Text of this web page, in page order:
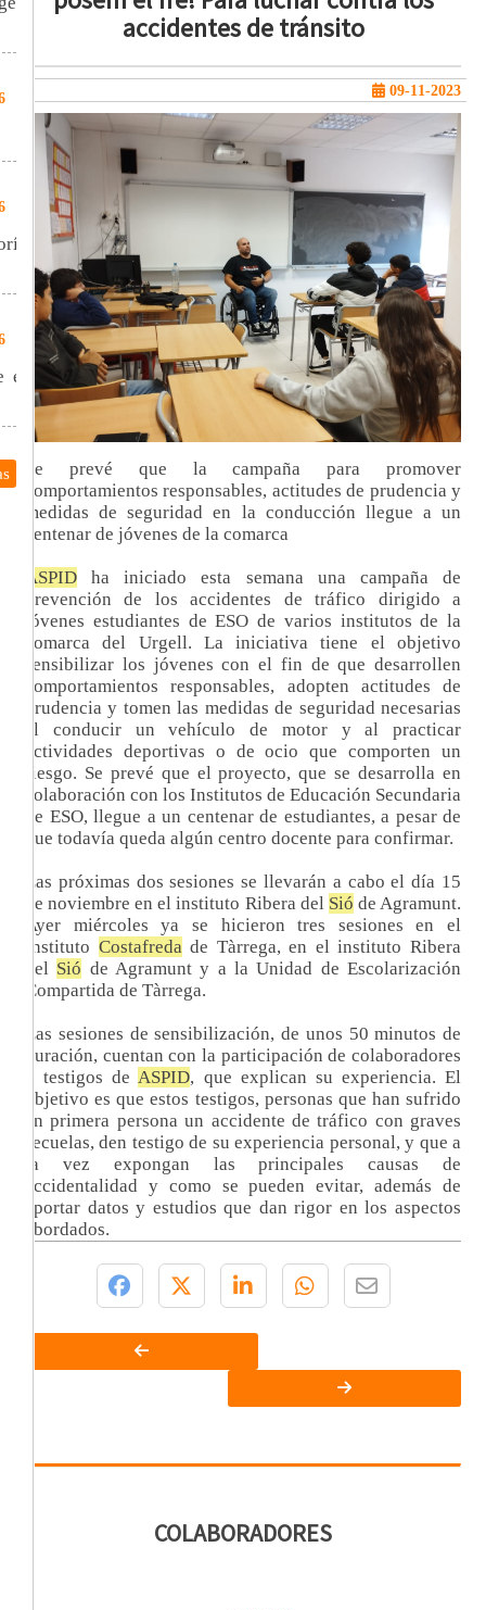
accidentes de tránsito
09-11-2023
Se prevé que la campaña para promover
comportamientos responsables, actitudes de prudencia y
medidas de seguridad en la conducción llegue a un
centenar de jóvenes de la comarca
ASPID ha iniciado esta semana una campaña de
prevención de los accidentes de tráfico dirigido a
jóvenes estudiantes de ESO de varios institutos de la
comarca del Urgell. La iniciativa tiene el objetivo
sensibilizar los jóvenes con el fin de que desarrollen
comportamientos responsables, adopten actitudes de
prudencia y tomen las medidas de seguridad necesarias
al conducir un vehículo de motor y al practicar
actividades deportivas o de ocio que comporten un
riesgo. Se prevé que el proyecto, que se desarrolla en
colaboración con los Institutos de Educación Secundaria
de ESO, llegue a un centenar de estudiantes, a pesar de
que todavía queda algún centro docente para confirmar.
Las próximas dos sesiones se llevarán a cabo el día 15
de noviembre en el instituto Ribera del Sió de Agramunt.
Ayer miércoles ya se hicieron tres sesiones en el
Instituto Costafreda de Tàrrega, en el instituto Ribera
del Sió de Agramunt y a la Unidad de Escolarización
Compartida de Tàrrega.
Las sesiones de sensibilización, de unos 50 minutos de
duración, cuentan con la participación de colaboradores
y testigos de ASPID, que explican su experiencia. El
objetivo es que estos testigos, personas que han sufrido
en primera persona un accidente de tráfico con graves
secuelas, den testigo de su experiencia personal, y que a
la vez expongan las principales causas de
accidentalidad y como se pueden evitar, además de
aportar datos y estudios que dan rigor en los aspectos
abordados.
COLABORADORES